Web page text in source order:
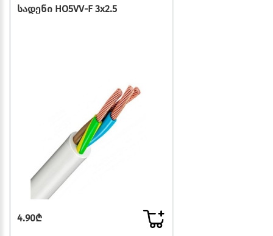
სადენი HO5VV-F 3x2.5
4.90₾